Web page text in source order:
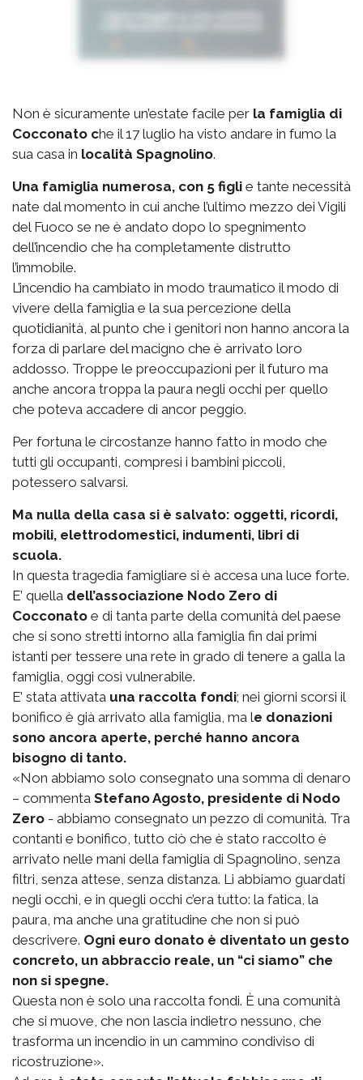
Non è sicuramente un’estate facile per la famiglia di
Cocconato che il 17 luglio ha visto andare in fumo la
sua casa in località Spagnolino.
Una famiglia numerosa, con 5 figli e tante necessità
nate dal momento in cui anche l’ultimo mezzo dei Vigili
del Fuoco se ne è andato dopo lo spegnimento
dell’incendio che ha completamente distrutto
l’immobile.
L’incendio ha cambiato in modo traumatico il modo di
vivere della famiglia e la sua percezione della
quotidianità, al punto che i genitori non hanno ancora la
forza di parlare del macigno che è arrivato loro
addosso. Troppe le preoccupazioni per il futuro ma
anche ancora troppa la paura negli occhi per quello
che poteva accadere di ancor peggio.
Per fortuna le circostanze hanno fatto in modo che
tutti gli occupanti, compresi i bambini piccoli,
potessero salvarsi.
Ma nulla della casa si è salvato: oggetti, ricordi,
mobili, elettrodomestici, indumenti, libri di
scuola.
In questa tragedia famigliare si è accesa una luce forte.
E’ quella dell’associazione Nodo Zero di
Cocconato e di tanta parte della comunità del paese
che si sono stretti intorno alla famiglia fin dai primi
istanti per tessere una rete in grado di tenere a galla la
famiglia, oggi così vulnerabile.
E’ stata attivata una raccolta fondi; nei giorni scorsi il
bonifico è già arrivato alla famiglia, ma le donazioni
sono ancora aperte, perché hanno ancora
bisogno di tanto.
«Non abbiamo solo consegnato una somma di denaro
– commenta Stefano Agosto, presidente di Nodo
Zero - abbiamo consegnato un pezzo di comunità. Tra
contanti e bonifico, tutto ciò che è stato raccolto è
arrivato nelle mani della famiglia di Spagnolino, senza
filtri, senza attese, senza distanza. Li abbiamo guardati
negli occhi, e in quegli occhi c’era tutto: la fatica, la
paura, ma anche una gratitudine che non si può
descrivere. Ogni euro donato è diventato un gesto
concreto, un abbraccio reale, un “ci siamo” che
non si spegne.
Questa non è solo una raccolta fondi. È una comunità
che si muove, che non lascia indietro nessuno, che
trasforma un incendio in un cammino condiviso di
ricostruzione».